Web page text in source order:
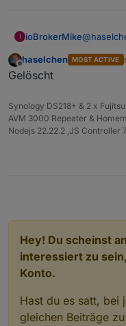
I ioBrokerMike@
Offline
haselchen MOST ACTIVE
Gelöscht
Synology DS218+ & 2 x
AVM 3000 Repeater &
Nodejs 22.22.2 ,JS Controller
Hey! Du scheinst
interessiert zu
Konto.
Hast du es satt, bei
gleichen Beiträge